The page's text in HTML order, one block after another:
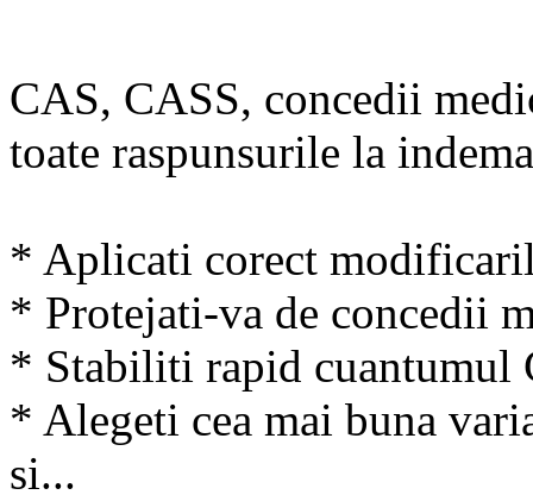
CAS, CASS, concedii
toate raspunsurile la
* Aplicati corect
* Protejati-va de concedii
* Stabiliti rapid cuantumul
* Alegeti cea mai buna
si...